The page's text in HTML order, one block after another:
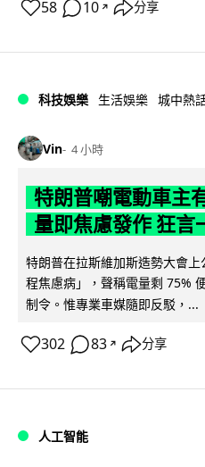
58 10 ↗ 分享
科技娛樂 生活娛樂 城中熱
Vin 4 小時
特朗普嘲電動車主
量即焦慮發作 狂言
特朗普在拉斯維加斯造勢大會
程焦慮病」，聲稱電量剩 75%
制令。惟專業車媒隨即反駁，...
302 83 ↗ 分享
人工智能